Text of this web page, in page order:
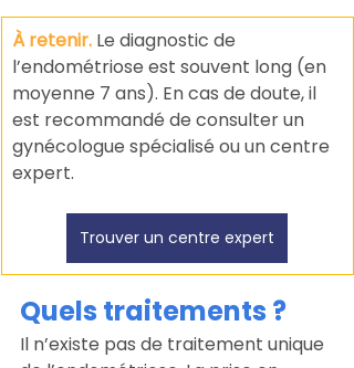
À retenir. Le diagnostic de
l’endométriose est souvent long (en
moyenne 7 ans). En cas de doute, il
est recommandé de consulter un
gynécologue spécialisé ou un centre
expert.
Trouver un centre expert
Quels traitements ?
Il n’existe pas de traitement unique